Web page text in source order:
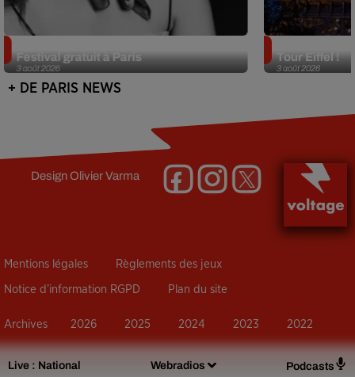
Live : National Webradios Podcasts
3 août 2026
Festival gratuit à Paris
3 août 2026
Tour Eiffel !
+ DE PARIS NEWS
DesignOlivier Varma
Mentions légales Règlements des jeux
Notice d’information RGPD Plan du site
Archives 2026 2025 2024 2023 2022